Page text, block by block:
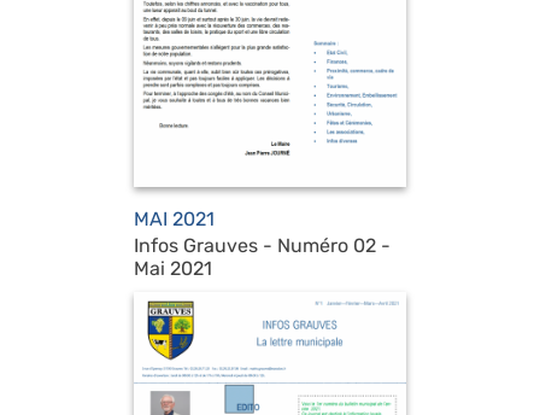
MAI 2021
Infos Grauves - Numéro 02 -
Mai 2021